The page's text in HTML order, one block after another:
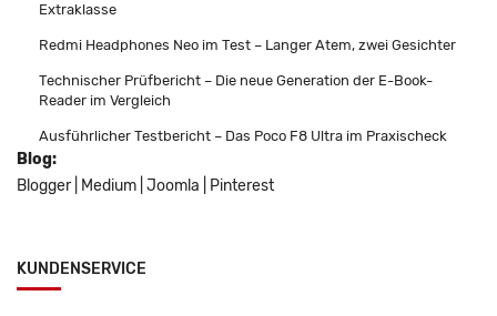
Extraklasse
Redmi Headphones Neo im Test – Langer Atem, zwei Gesichter
Technischer Prüfbericht – Die neue Generation der E-Book-
Reader im Vergleich
Ausführlicher Testbericht – Das Poco F8 Ultra im Praxischeck
Blog:
Blogger
Medium Joomla Pinterest
KUNDENSERVICE